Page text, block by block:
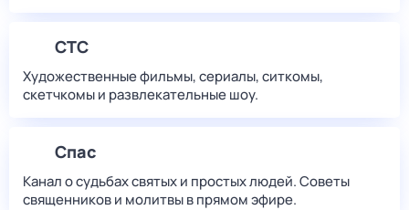
СТС
Художественные фильмы, сериалы, ситкомы,
скетчкомы и развлекательные шоу.
Спас
Канал о судьбах святых и простых людей. Советы
священников и молитвы в прямом эфире.